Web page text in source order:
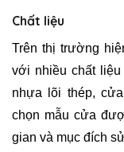
Chất liệu
Trên thị trường
với nhiều chất
nhựa lõi thép,
chọn mẫu cửa
gian và mục đích